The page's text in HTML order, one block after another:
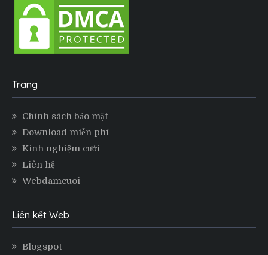
Trang
Chính sách bảo mật
Download miễn phí
Kinh nghiệm cưới
Liên hệ
Webdamcuoi
Liên kết Web
Blogspot